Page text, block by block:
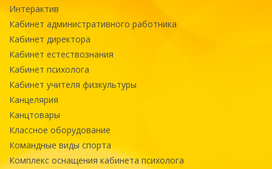
Интерактив
Кабинет административного работника
Кабинет директора
Кабинет естествознания
Кабинет психолога
Кабинет учителя физкультуры
Канцелярия
Канцтовары
Классное оборудование
Командные виды спорта
Комплекс оснащения кабинета психолога